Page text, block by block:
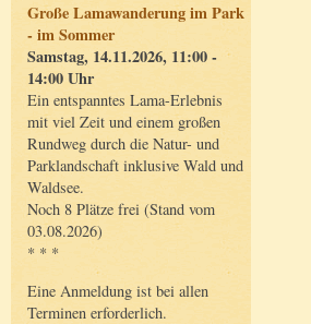
Große Lamawanderung im Park
- im Sommer
Samstag, 14.11.2026, 11:00 -
14:00 Uhr
Ein entspanntes Lama-Erlebnis
mit viel Zeit und einem großen
Rundweg durch die Natur- und
Parklandschaft inklusive Wald und
Waldsee.
Noch 8 Plätze frei (Stand vom
03.08.2026)
* * *
Eine Anmeldung ist bei allen
Terminen erforderlich.